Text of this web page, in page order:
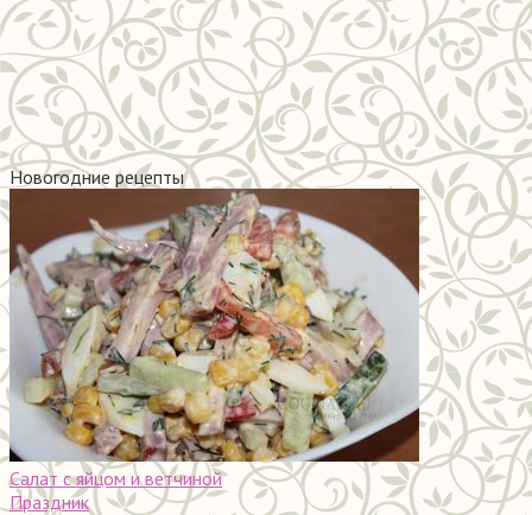
Новогодние рецепты
Салат с яйцом и ветчиной
Праздник